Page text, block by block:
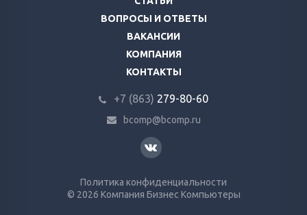
ВОПРОСЫ И ОТВЕТЫ
ВАКАНСИИ
КОМПАНИЯ
КОНТАКТЫ
+7 (863) 279-80-60
bcomp@bcomp.ru
Политика конфиденциальности
© 2026 Компания Бизнес Компьютеры